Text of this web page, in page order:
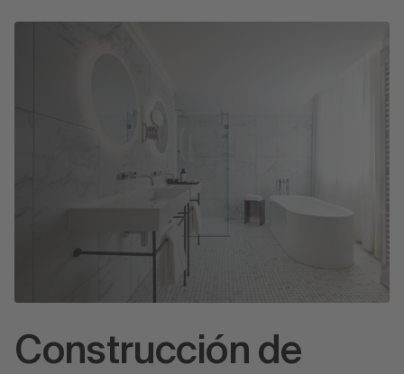
Construcción de